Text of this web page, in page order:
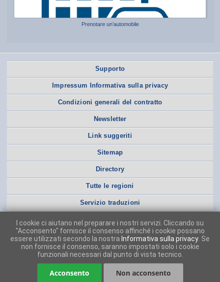
Prenotare un’automobile
Supporto
Impressum Informativa sulla privacy
Condizioni generali del contratto
Newsletter
Link suggeriti
Sitemap
Directory
Tutte le regioni
Servizio traduzioni
I cookie ci aiutano nel preparare i nostri servizi. Cliccando su
"Acconsento" fornisce il consenso affinché i cookie possano
essere utilizzati secondo la nostra Informativa sulla privacy . Se
non fornisce il consenso, saranno impostati solo i cookie
funzionali necessari dal punto di vista tecnico.